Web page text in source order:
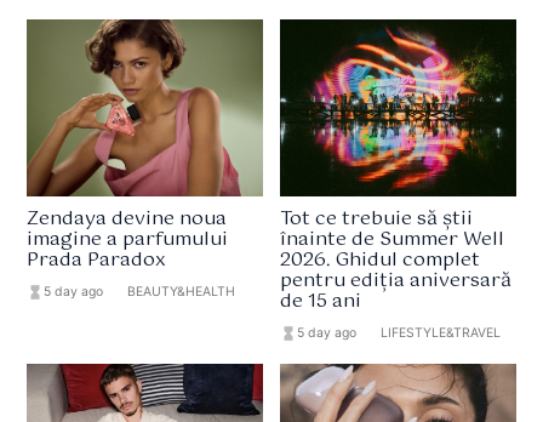
Zendaya devine noua
imagine a parfumului
Prada Paradox
hourglass_full 5 day ago BEAUTY&HEALTH
Tot ce trebuie să știi
înainte de Summer Well
2026. Ghidul complet
pentru ediția aniversară
de 15 ani
hourglass_full 5 day ago LIFESTYLE&TRAVEL